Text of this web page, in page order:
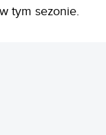
tym sezonie.